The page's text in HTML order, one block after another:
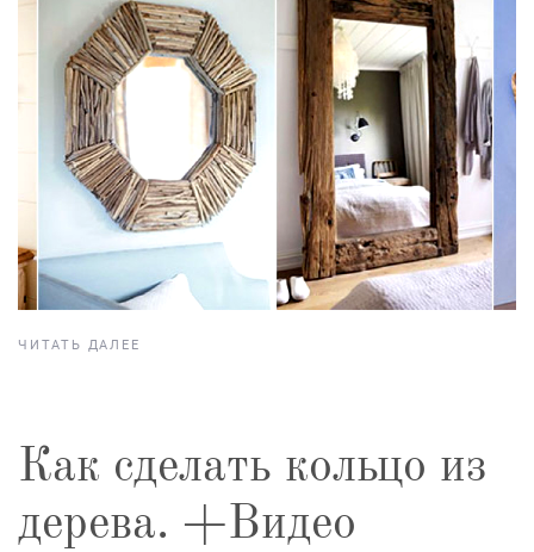
ЧИТАТЬ ДАЛЕЕ
Как сделать кольцо из
дерева. +Видео